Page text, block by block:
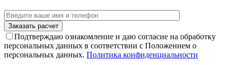
Подтверждаю ознакомление и даю согласие на обработку
персональных данных в соответствии с Положением о
персональных данных. Политика конфиденциальности